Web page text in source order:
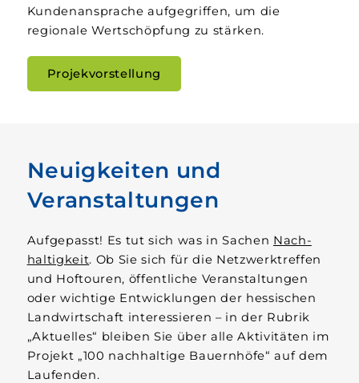
Kunden­ansprache auf­gegriffen, um die
regionale Wert­schöpfung zu stärken.
Projekvorstellung
Neuigkeiten und
Veranstaltungen
Aufgepasst! Es tut sich was in Sachen Nach­
haltigkeit. Ob Sie sich für die Netzwerk­­treffen
und Hof­touren, öffentliche Veranstaltungen
oder wichtige Entwicklungen der hessischen
Land­­wirtschaft interessieren – in der Rubrik
„Aktuelles“ bleiben Sie über alle Aktivitäten im
Projekt „100 nach­haltige Bauern­höfe“ auf dem
Laufenden.